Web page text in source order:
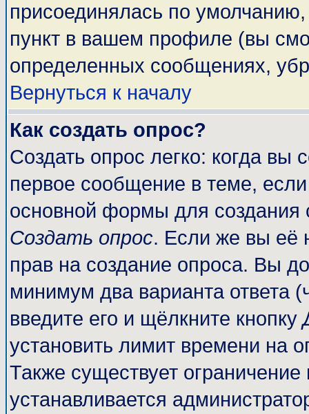
присоединялась по
пункт в вашем профиле (вы
определенных сообщениях,
Вернуться к началу
Как создать опрос?
Создать опрос легко: когда вы
первое сообщение в теме,
основной формы для
Создать опрос. Если же вы её
прав на создание опроса. Вы
минимум два варианта ответа
введите его и щёлкните кнопку
установить лимит времени на
Также существует ограничение
устанавливается